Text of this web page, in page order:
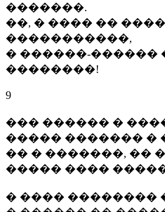
�������.
��, � ���� ��
�����������,
� ������-������
��������!
9
��� ������ �
����� ������� �
�� � �������, ��
����� ����
� ���� ��������